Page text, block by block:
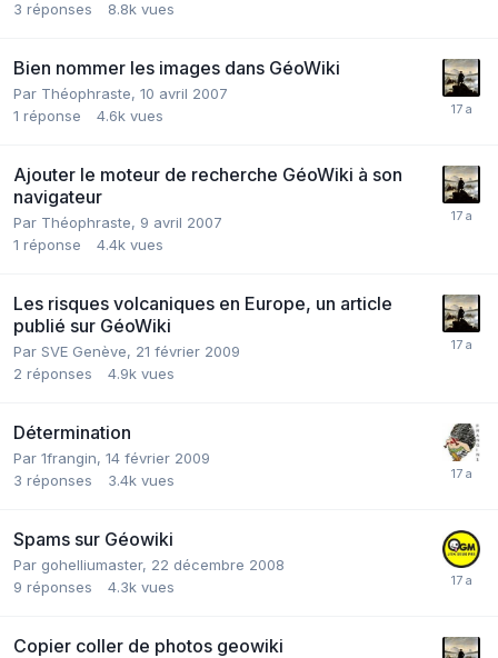
3 réponses 8.8k vues
Bien nommer les images dans GéoWiki
Par Théophraste, 10 avril 2007
1 réponse 4.6k vues
Ajouter le moteur de recherche GéoWiki à son
navigateur
Par Théophraste, 9 avril 2007
1 réponse 4.4k vues
Les risques volcaniques en Europe, un article
publié sur GéoWiki
Par SVE Genève, 21 février 2009
2 réponses 4.9k vues
Détermination
Par 1frangin, 14 février 2009
3 réponses 3.4k vues
Spams sur Géowiki
Par gohelliumaster, 22 décembre 2008
9 réponses 4.3k vues
Copier coller de photos geowiki